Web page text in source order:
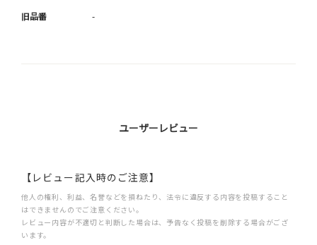
旧品番 -
ユーザーレビュー
【レビュー記入時のご注意】
他人の権利、利益、名誉などを損ねたり、法令に違反する内容を投稿すること
はできませんのでご注意ください。
レビュー内容が不適切と判断した場合は、予告なく投稿を削除する場合がござ
います。